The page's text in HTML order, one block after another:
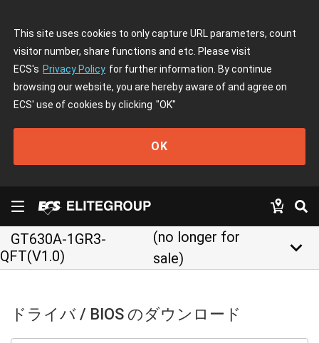
This site uses cookies to only capture URL parameters, count
visitor number, share functions and etc. Please visit
ECS's Privacy Policy for further information. By continue
browsing our website, you are hereby aware of and agree on
ECS' use of cookies by clicking "OK"
OK
GT630A-1GR3-
QFT(V1.0)
(no longer for
sale)
keyboard_arrow_down
ドライバ / BIOS のダウンロード